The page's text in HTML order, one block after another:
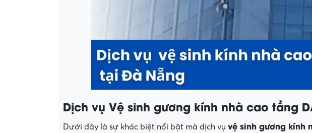
Dịch vụ Vệ sinh gương kính nhà cao tầng
Dưới đây là sự khác biệt nổi bật mà dịch vụ vệ sinh gương kính